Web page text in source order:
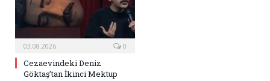
03.08.2026 0
Cezaevindeki Deniz
Göktaş’tan İkinci Mektup